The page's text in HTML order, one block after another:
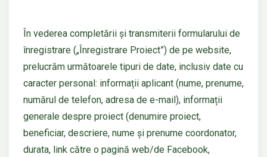
În vederea completării și transmiterii formularului de
înregistrare („Înregistrare Proiect”) de pe website,
prelucrăm următoarele tipuri de date, inclusiv date cu
caracter personal: informații aplicant (nume, prenume,
numărul de telefon, adresa de e-mail), informații
generale despre proiect (denumire proiect,
beneficiar, descriere, nume și prenume coordonator,
durata, link către o pagină web/de Facebook,